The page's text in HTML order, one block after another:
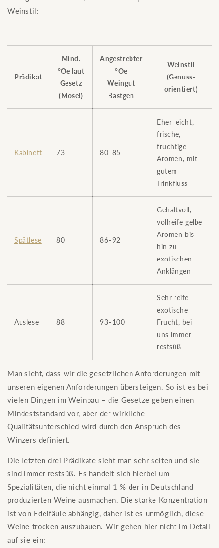
Weinstil:
Prädikat
Mind.
°Oe laut
Gesetz
(Mosel)
Angestrebter
°Oe
Weingut
Bastgen
Weinstil
(Genuss-
orientiert)
Kabinett 73 80–85
Eher leicht,
frische,
fruchtige
Aromen, mit
gutem
Trinkfluss
Spätlese 80 86–92
Gehaltvoll,
vollreife gelbe
Aromen bis
hin zu
exotischen
Anklängen
Auslese 88 93–100
Sehr reife
exotische
Frucht, bei
uns immer
restsüß
Man sieht, dass wir die gesetzlichen Anforderungen mit
unseren eigenen Anforderungen übersteigen. So ist es bei
vielen Dingen im Weinbau – die Gesetze geben einen
Mindeststandard vor, aber der wirkliche
Qualitätsunterschied wird durch den Anspruch des
Winzers definiert.
Die letzten drei Prädikate sieht man sehr selten und sie
sind immer restsüß. Es handelt sich hierbei um
Spezialitäten, die nicht einmal 1 % der in Deutschland
produzierten Weine ausmachen. Die starke Konzentration
ist von Edelfäule abhängig, daher ist es unmöglich, diese
Weine trocken auszubauen. Wir gehen hier nicht im Detail
auf sie ein: